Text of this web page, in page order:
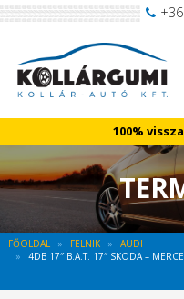
100%
FŐOLDAL FELNIK
AUDI
4DB 17″ B.A.T. 17″ SKODA –